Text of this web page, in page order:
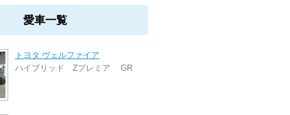
愛車一覧
トヨタ ヴェルファイア
ハイブリッド Zプレミア GR